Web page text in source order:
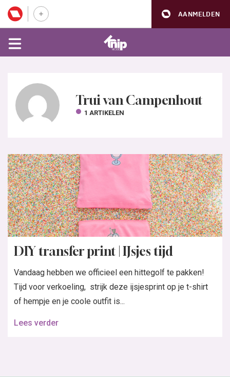
AANMELDEN
Trui van Campenhout
1 ARTIKELEN
DIY transfer print | IJsjes tijd
Vandaag hebben we officieel een hittegolf te pakken!
Tijd voor verkoeling, strijk deze ijsjesprint op je t-shirt
of hempje en je coole outfit is...
Lees verder